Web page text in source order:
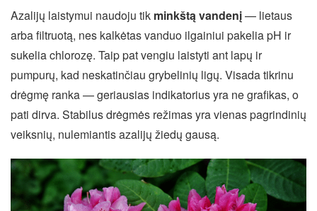
Azalijų laistymui naudoju tik minkštą vandenį— lietaus
arba filtruotą, nes kalkėtas vanduo ilgainiui pakelia pH ir
sukelia chlorozę. Taip pat vengiu laistyti ant lapų ir
pumpurų, kad neskatinčiau grybelinių ligų. Visada tikrinu
drėgmę ranka — geriausias indikatorius yra ne grafikas, o
pati dirva. Stabilus drėgmės režimas yra vienas pagrindinių
veiksnių, nulemiantis azalijų žiedų gausą.